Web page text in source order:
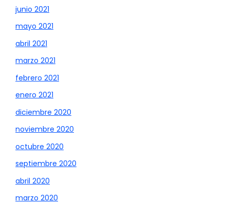
junio 2021
mayo 2021
abril 2021
marzo 2021
febrero 2021
enero 2021
diciembre 2020
noviembre 2020
octubre 2020
septiembre 2020
abril 2020
marzo 2020